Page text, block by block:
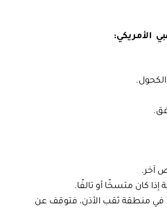
الأمريكي:
آخر.
كان متسخًا أو تالفًا.
في منطقة ثقب الأذن، فتوقف عن